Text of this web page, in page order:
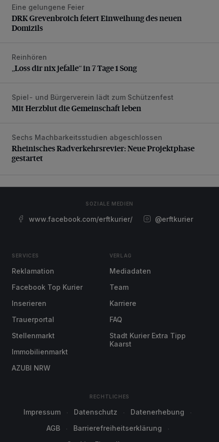
DRK Grevenbroich feiert Einweihung des neuen Domizils
Eine gelungene Feier
DRK Grevenbroich feiert Einweihung des neuen
Domizils
„Loss dir nix jefalle“ in 7 Tage 1 Song
Reinhören
„Loss dir nix jefalle“ in 7 Tage 1 Song
Mit Herzblut die Gemeinschaft leben
Spiel- und Bürgerverein lädt zum Schützenfest
Mit Herzblut die Gemeinschaft leben
Rheinisches Radverkehrsrevier: Neue Projektphase
Sechs Machbarkeitsstudien abgeschlossen
Rheinisches Radverkehrsrevier: Neue Projektphase
gestartet
SOZIALE MEDIEN
www.facebook.com/erftkurier/ @erftkurier
SERVICES
Reklamation
Facebook Top Kurier
Inserieren
Trauerportal
Stellenmarkt
Immobilienmarkt
AZUBI NRW
VERLAG
Mediadaten
Team
Karriere
FAQ
Stadt Kurier Extra Tipp
Kaarst
RECHTLICHES
Impressum Datenschutz
Datenerhebung
AGB
Barrierefreiheitserklärung